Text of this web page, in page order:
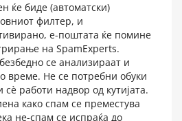
ќе биде (автоматски)
филтер, и
е-поштата ќе помине
на SpamExperts.
се анализираат и
време. Не се потребни обуки
работи надвор од кутијата.
како спам се преместува
не-спам се испраќа до